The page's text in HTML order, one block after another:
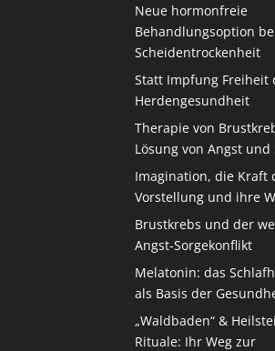
Neue hormonfreie
Behandlungsoption
Scheidentrockenheit
Statt Impfung Freiheit
Herdengesundheit
Therapie von
Lösung von Angst und
Imagination, die Kraft
Vorstellung und ihre
Brustkrebs und der
Angst-Sorgekonflikt
Melatonin: das
als Basis der
„Waldbaden“ &
Rituale: Ihr Weg zur